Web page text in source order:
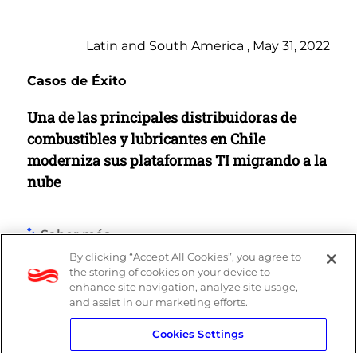
Latin and South America , May 31, 2022
Casos de Éxito
Una de las principales distribuidoras de
combustibles y lubricantes en Chile
moderniza sus plataformas TI migrando a la
nube
Saber más
By clicking “Accept All Cookies”, you agree to
the storing of cookies on your device to
enhance site navigation, analyze site usage,
and assist in our marketing efforts.
Cookies Settings